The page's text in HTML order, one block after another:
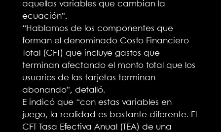
aquellas variables que cambian la
ecuación”.
“Hablamos de los componentes que
forman el denominado Costo Financiero
Total (CFT) que incluye gastos que
terminan afectando el monto total que los
usuarios de las tarjetas terminan
abonando”, detalló.
E indicó que “con estas variables en
juego, la realidad es bastante diferente. El
CFT Tasa Efectiva Anual (TEA) de una